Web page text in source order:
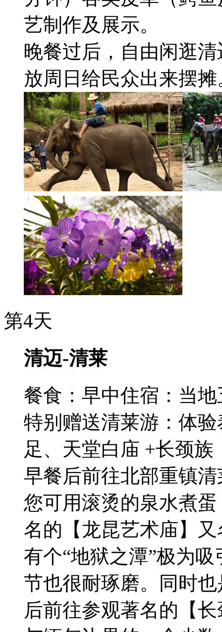
艺制作及展示。
晚餐过后，自由闲逛
放周日给民众出来摆摊
第4天
清迈-清莱
餐食：早中住宿：当
特别赠送清莱游：体
足、天堂白庙 +长颈族
早餐后前往北部重镇
您可用滚烫的泉水煮
名的【龙昆艺术庙】
有个“地狱之潭”极为
节也很耐琢磨。同时
后前往参观著名的【